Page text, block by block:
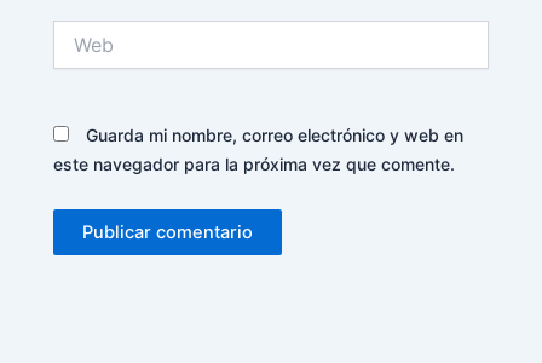
Guarda mi nombre, correo electrónico y web en
este navegador para la próxima vez que comente.